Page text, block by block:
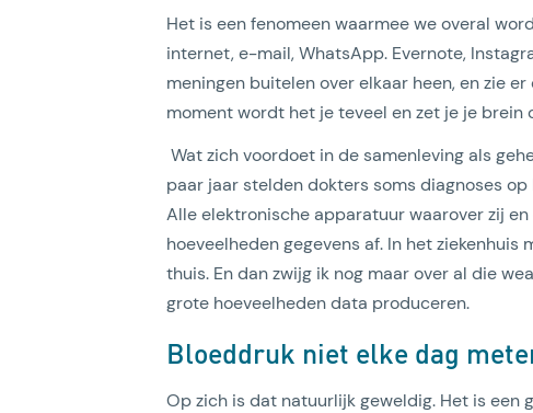
Lees artikel
Het is een fenomeen waarmee we overal
internet, e-mail, WhatsApp. Evernote,
meningen buitelen over elkaar heen, en zie
moment wordt het je teveel en zet je je brein
Wat zich voordoet in de samenleving als
paar jaar stelden dokters soms diagnoses
Alle elektronische apparatuur waarover zij
hoeveelheden gegevens af. In het
thuis. En dan zwijg ik nog maar over al die
grote hoeveelheden data produceren.
Bloeddruk niet elke dag
Op zich is dat natuurlijk geweldig. Het is